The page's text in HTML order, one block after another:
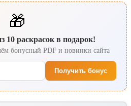
🎁
10 раскрасок в подарок!
бонусный PDF и новинки сайта
Получить бонус